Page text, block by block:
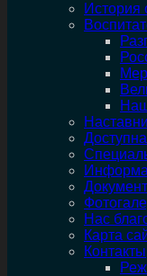
История
Нас
Карта
Контакты